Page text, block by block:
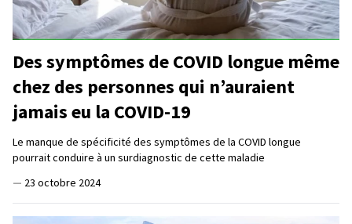
Des symptômes de COVID longue même
chez des personnes qui n’auraient
jamais eu la COVID-19
Le manque de spécificité des symptômes de la COVID longue
pourrait conduire à un surdiagnostic de cette maladie
— 23 octobre 2024